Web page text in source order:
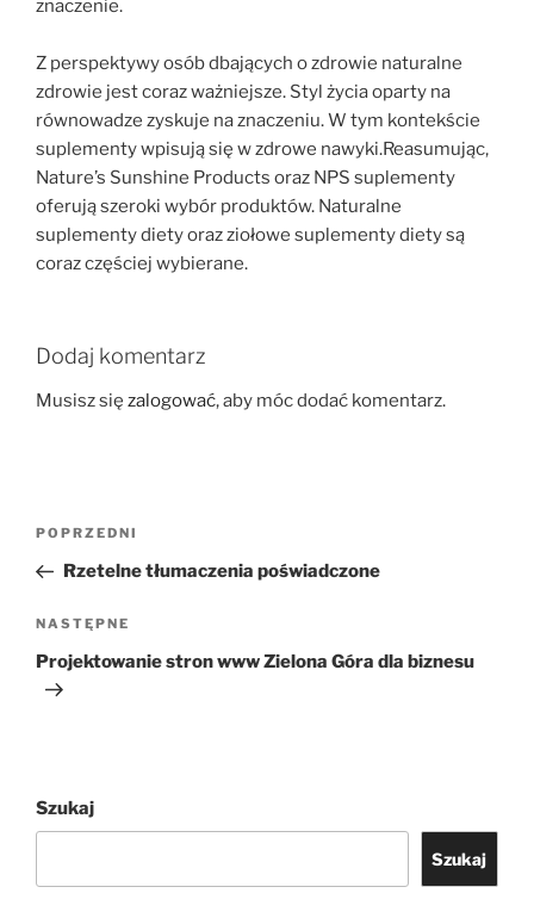
znaczenie.
Z perspektywy osób dbających o zdrowie naturalne
zdrowie jest coraz ważniejsze. Styl życia oparty na
równowadze zyskuje na znaczeniu. W tym kontekście
suplementy wpisują się w zdrowe nawyki.Reasumując,
Nature’s Sunshine Products oraz NPS suplementy
oferują szeroki wybór produktów. Naturalne
suplementy diety oraz ziołowe suplementy diety są
coraz częściej wybierane.
Dodaj komentarz
Musisz się zalogować, aby móc dodać komentarz.
Nawigacja
Poprzedni
wpis
POPRZEDNI
Rzetelne tłumaczenia poświadczone
Następny
wpis
NASTĘPNE
Projektowanie stron www Zielona Góra dla biznesu
Szukaj
Szukaj